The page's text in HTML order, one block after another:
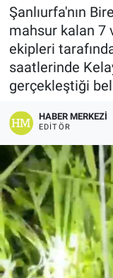
Şanlıurfa'nın
mahsur kalan 7
ekipleri
saatlerinde
gerçekleştiği
HABER MERKEZI
EDITÖR